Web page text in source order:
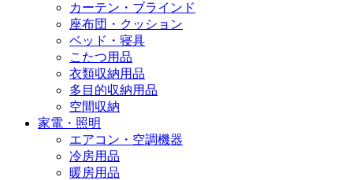
カーテン・ブラインド
座布団・クッション
ベッド・寝具
こたつ用品
衣類収納用品
多目的収納用品
空間収納
家電・照明
エアコン・空調機器
冷房用品
暖房用品